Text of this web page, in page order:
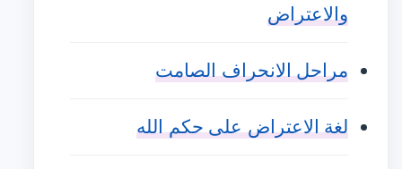
والاعتراض
مراحل الانحراف الصامت
لغة الاعتراض على حكم الله